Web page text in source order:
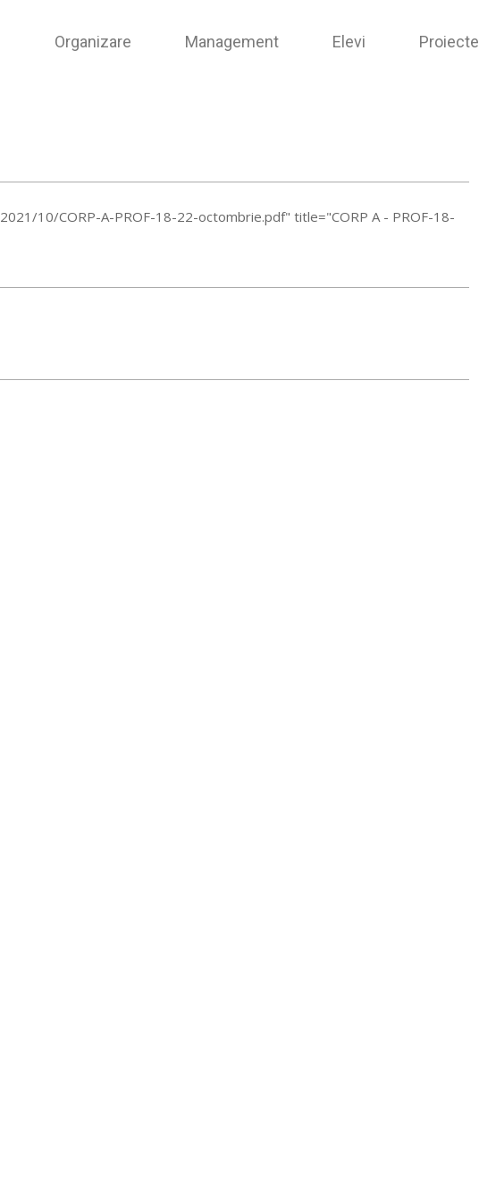
Organizare Management Elevi Proiecte
10/CORP-A-PROF-18-22-octombrie.pdf" title="CORP A - PROF-18-